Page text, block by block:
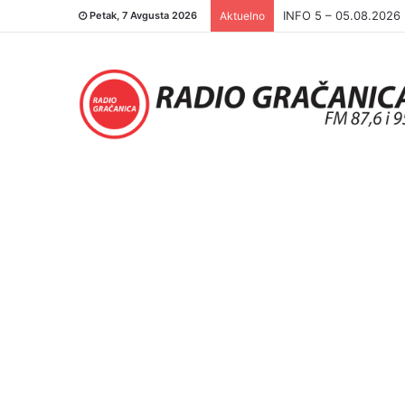
Petak, 7 Avgusta 2026 Aktuelno INFO 5 – 05.08.2026